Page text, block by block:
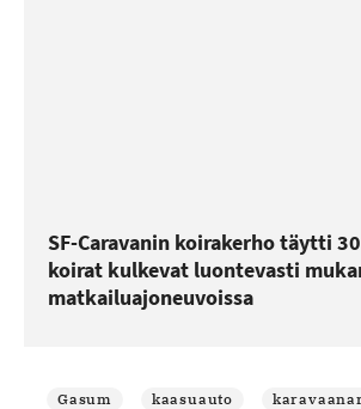
SF-Caravanin koirakerho täytti
koirat kulkevat luontevasti
matkailuajoneuvoissa
Gasum kaasuauto